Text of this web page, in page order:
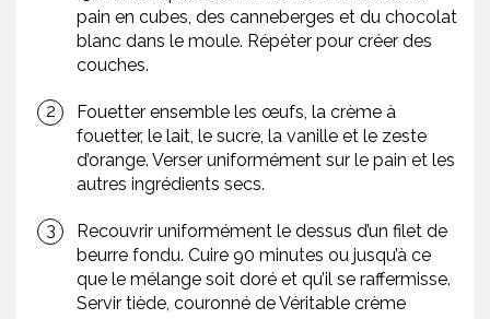
pain en cubes, des canneberges et du chocolat
blanc dans le moule. Répéter pour créer des
couches.
Fouetter ensemble les œufs, la crème à
fouetter, le lait, le sucre, la vanille et le zeste
d’orange. Verser uniformément sur le pain et les
autres ingrédients secs.
Recouvrir uniformément le dessus d’un filet de
beurre fondu. Cuire 90 minutes ou jusqu’à ce
que le mélange soit doré et qu’il se raffermisse.
Servir tiède, couronné de Véritable crème